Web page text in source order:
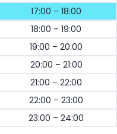
17:00 – 18:00
18:00 – 19:00
19:00 – 20:00
20:00 – 21:00
21:00 – 22:00
22:00 – 23:00
23:00 – 24:00